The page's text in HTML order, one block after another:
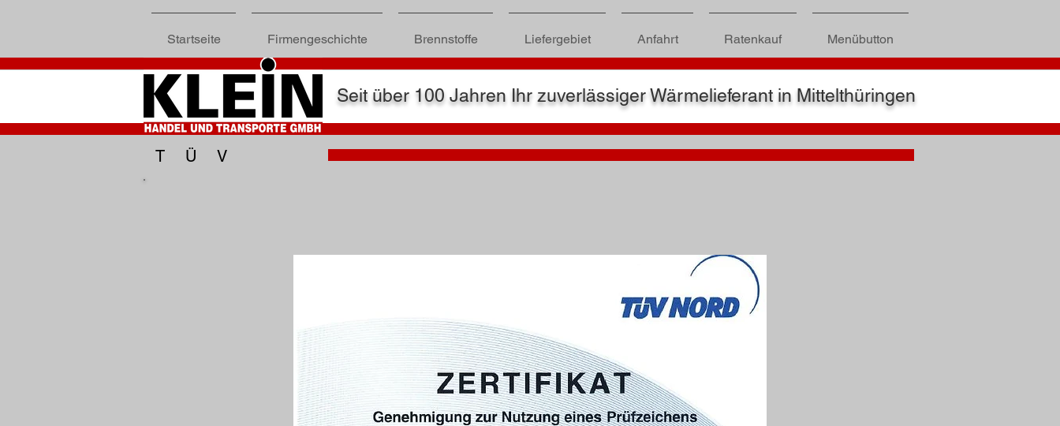
Startseite Firmengeschichte Brennstoffe Liefergebiet Anfahrt Ratenkauf Menübutton
TÜV
Seit über 100 Jahren Ihr zuverlässiger Wärmelieferant in Mittelthüringen